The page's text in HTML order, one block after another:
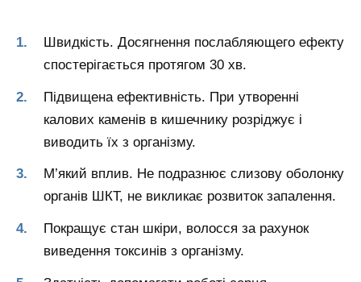
Швидкість. Досягнення послабляющего ефекту
спостерігається протягом 30 хв.
Підвищена ефективність. При утворенні
калових каменів в кишечнику розріджує і
виводить їх з організму.
М’який вплив. Не подразнює слизову оболонку
органів ШКТ, не викликає розвиток запалення.
Покращує стан шкіри, волосся за рахунок
виведення токсинів з організму.